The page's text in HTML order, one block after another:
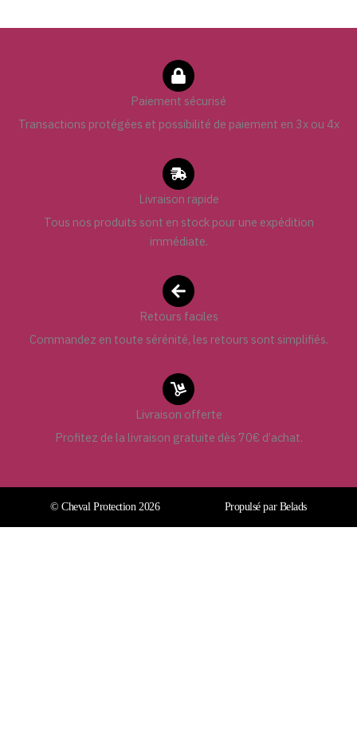
Paiement sécurisé
Transactions protégées et possibilité de paiement en 3x ou 4x
Livraison rapide
Tous nos produits sont en stock pour une expédition
immédiate.
Retours faciles
Commandez en toute sérénité, les retours sont simplifiés.
Livraison offerte
Profitez de la livraison gratuite dès 70€ d’achat.
© Cheval Protection 2026 Propulsé par Belads